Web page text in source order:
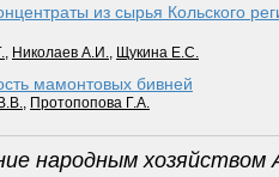
из сырья Кольского
, Николаев А.И., Щукина Е.С.
мамонтовых бив­ней
, Протопопова Г.А.
народным хозяйством